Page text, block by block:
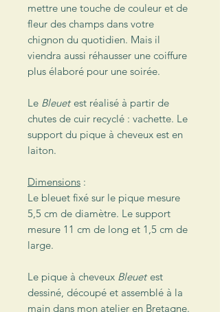
mettre une touche de couleur et de
fleur des champs dans votre
chignon du quotidien. Mais il
viendra aussi réhausser une coiffure
plus élaboré pour une soirée.
Le Bleuetest réalisé à partir de
chutes de cuir recyclé : vachette. Le
support du pique à cheveux est en
laiton.
Dimensions :
Le bleuet fixé sur le pique mesure
5,5 cm de diamètre. Le support
mesure 11 cm de long et 1,5 cm de
large.
Le pique à cheveux Bleuetest
dessiné, découpé et assemblé à la
main dans mon atelier en Bretagne.